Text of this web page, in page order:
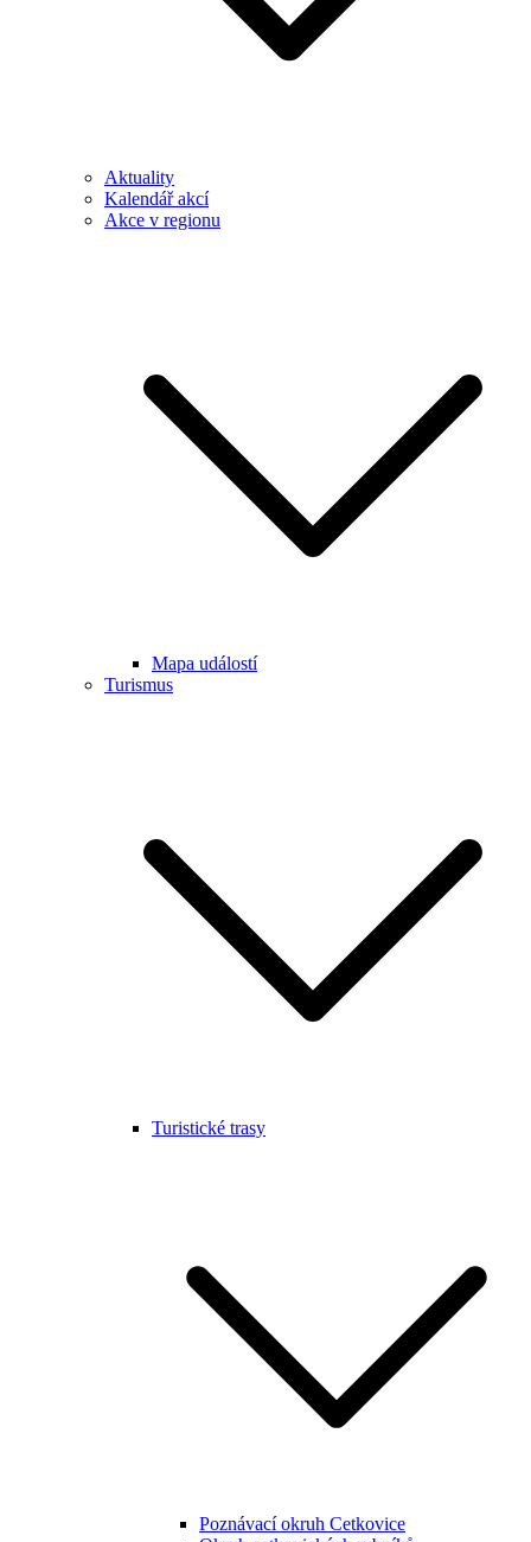
Aktuality
Kalendář akcí
Akce v regionu
Mapa událostí
Turismus
Turistické trasy
Poznávací okruh Cetkovice